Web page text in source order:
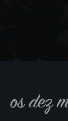
os dez